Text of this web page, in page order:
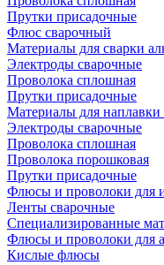
Прутки присадочные
Флюс сварочный
Материалы для сварки
Электроды сварочные
Проволока сплошная
Прутки присадочные
Материалы для наплавки
Электроды сварочные
Проволока сплошная
Проволока порошковая
Прутки присадочные
Флюсы и проволоки для
Ленты сварочные
Специализированные
Флюсы и проволоки для
Кислые флюсы